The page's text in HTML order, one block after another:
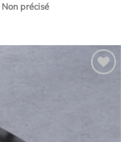
Non précisé